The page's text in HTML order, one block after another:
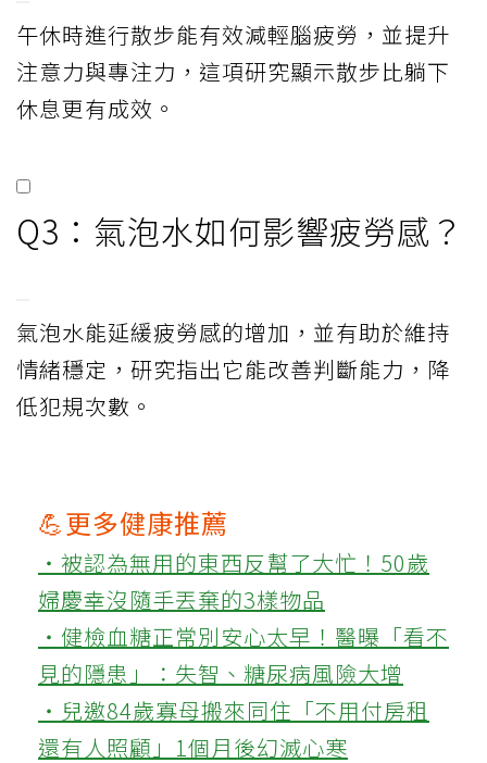
午休時進行散步能有效減輕腦疲勞，並提升
注意力與專注力，這項研究顯示散步比躺下
休息更有成效。
Q3：氣泡水如何影響疲勞感？
氣泡水能延緩疲勞感的增加，並有助於維持
情緒穩定，研究指出它能改善判斷能力，降
低犯規次數。
💪更多健康推薦
‧被認為無用的東西反幫了大忙！50歲
婦慶幸沒隨手丟棄的3樣物品
‧健檢血糖正常別安心太早！醫曝「看不
見的隱患」：失智、糖尿病風險大增
‧兒邀84歲寡母搬來同住「不用付房租
還有人照顧」1個月後幻滅心寒